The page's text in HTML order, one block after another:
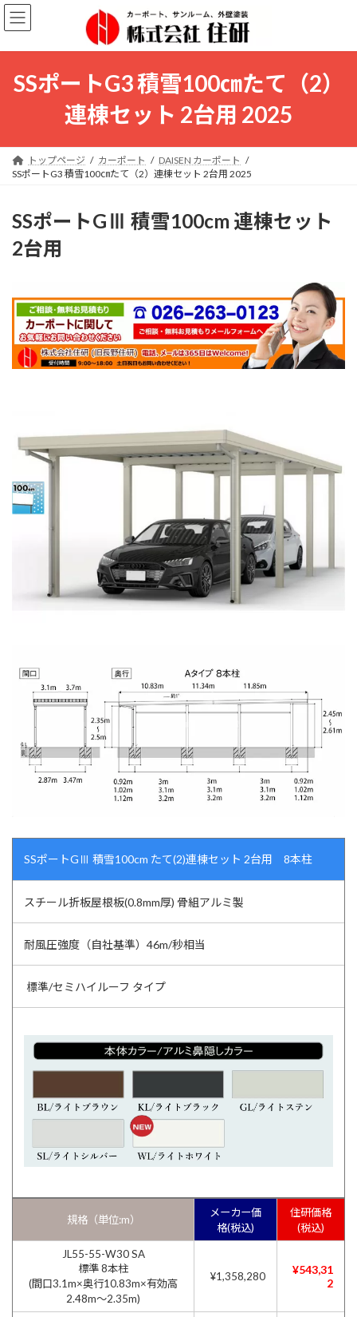
コ
ン
ン
プ
ナ
ビ
ー
動
SSポートG3 積雪100㎝たて（2）
連棟セット 2台用 2025
トップページ カーポート
DAISEN カーポート
SSポートG3 積雪100㎝たて（2）連棟セット 2台用 2025
SSポートGⅢ 積雪100cm 連棟セット
2台用
SSポートGⅢ 積雪100cm たて(2)連棟セット 2台用 8本柱
スチール折板屋根板(0.8mm厚) 骨組アルミ製
耐風圧強度（自社基準）46m/秒相当
標準/セミハイルーフ タイプ
規格（単位:m）
メーカー価
格(税込)
住研価格
(税込)
JL55-55-W30 SA
標準 8本柱
(間口3.1m×奥行10.83m×有効高
2.48m〜2.35m)
¥1,358,280
¥543,31
2